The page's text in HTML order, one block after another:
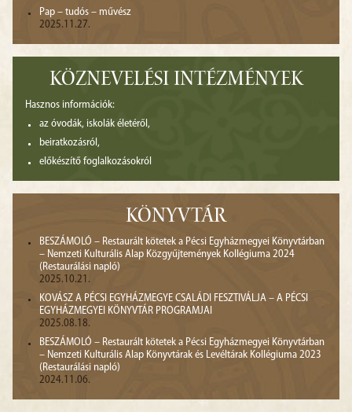
Pap – tudós – művész
2025.11.27.
KÖZNEVELÉSI INTÉZMÉNYEK
Hasznos információk:
az óvodák, iskolák életéről,
beiratkozásról,
előkészítő foglalkozásokról
KÖNYVTÁR
BESZÁMOLÓ – Restaurált kötetek a Pécsi Egyházmegyei Könyvtárban
– Nemzeti Kulturális Alap Közgyűjtemények Kollégiuma 2024
(Restaurálási napló)
2025.10.21.
KOVÁSZ A PÉCSI EGYHÁZMEGYE CSALÁDI FESZTIVÁLJA – A PÉCSI
EGYHÁZMEGYEI KÖNYVTÁR PROGRAMJAI
2025.08.18.
BESZÁMOLÓ – Restaurált kötetek a Pécsi Egyházmegyei Könyvtárban
– Nemzeti Kulturális Alap Könyvtárak és Levéltárak Kollégiuma 2023
(Restaurálási napló)
2024.11.06.